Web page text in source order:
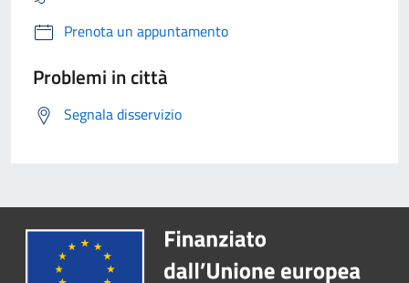
Prenota un appuntamento
Problemi in città
Segnala disservizio